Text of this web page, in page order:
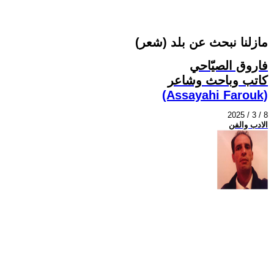
مازلنا نبحث عن بلد (شعر)
فاروق الصيّاحي
كاتب وباحث وشاعر
(Assayahi Farouk)
2025 / 3 / 8
الادب والفن